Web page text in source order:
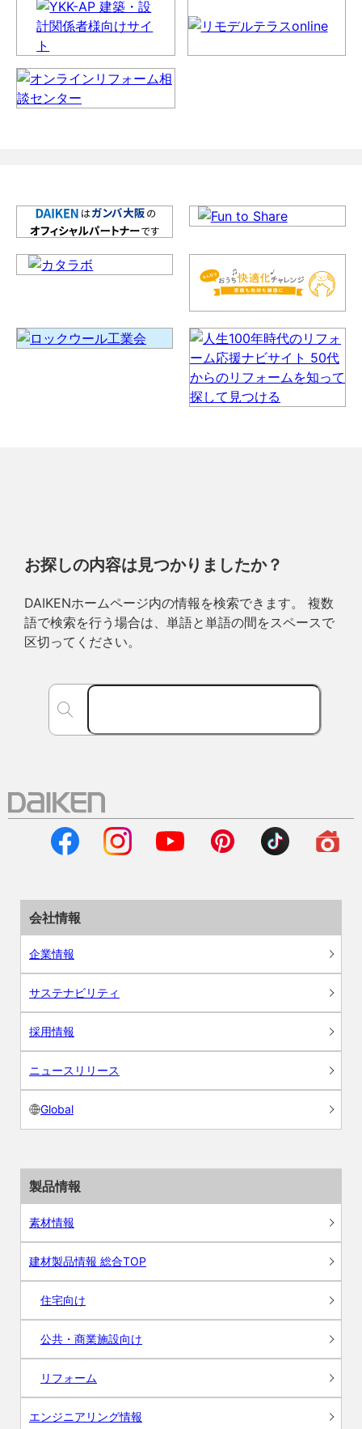
お探しの内容は見つかりましたか？
DAIKENホームページ内の情報を検索できます。 複数
語で検索を行う場合は、単語と単語の間をスペースで
区切ってください。
会社情報
企業情報
サステナビリティ
採用情報
ニュースリリース
Global
製品情報
素材情報
建材製品情報 総合TOP
住宅向け
公共・商業施設向け
リフォーム
エンジニアリング情報